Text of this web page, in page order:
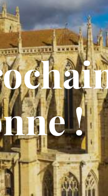
!